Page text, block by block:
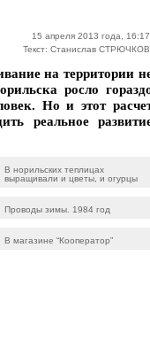
15 апреля 2013 года, 16:17
Текст: Станислав СТРЮЧКОВ
на территории
росло
Но и этот
реальное
В норильских теплицах
выращивали и цветы, и огурцы
Проводы зимы. 1984 год
В магазине “Кооператор”